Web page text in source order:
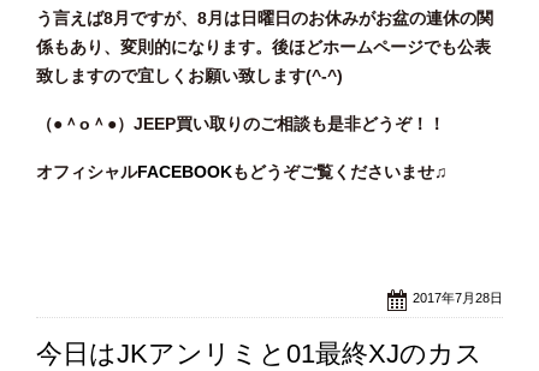
う言えば8月ですが、8月は日曜日のお休みがお盆の連休の関
係もあり、変則的になります。後ほどホームページでも公表
致しますので宜しくお願い致します(^-^)
（●＾o ＾●）JEEP買い取りのご相談も是非どうぞ！！
オフィシャルFACEBOOKもどうぞご覧くださいませ♫
2017年7月28日
今日はJKアンリミと01最終XJのカス